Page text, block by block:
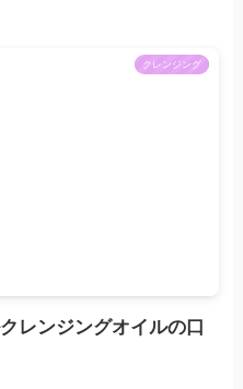
クレンジング
レンジングオイルの口